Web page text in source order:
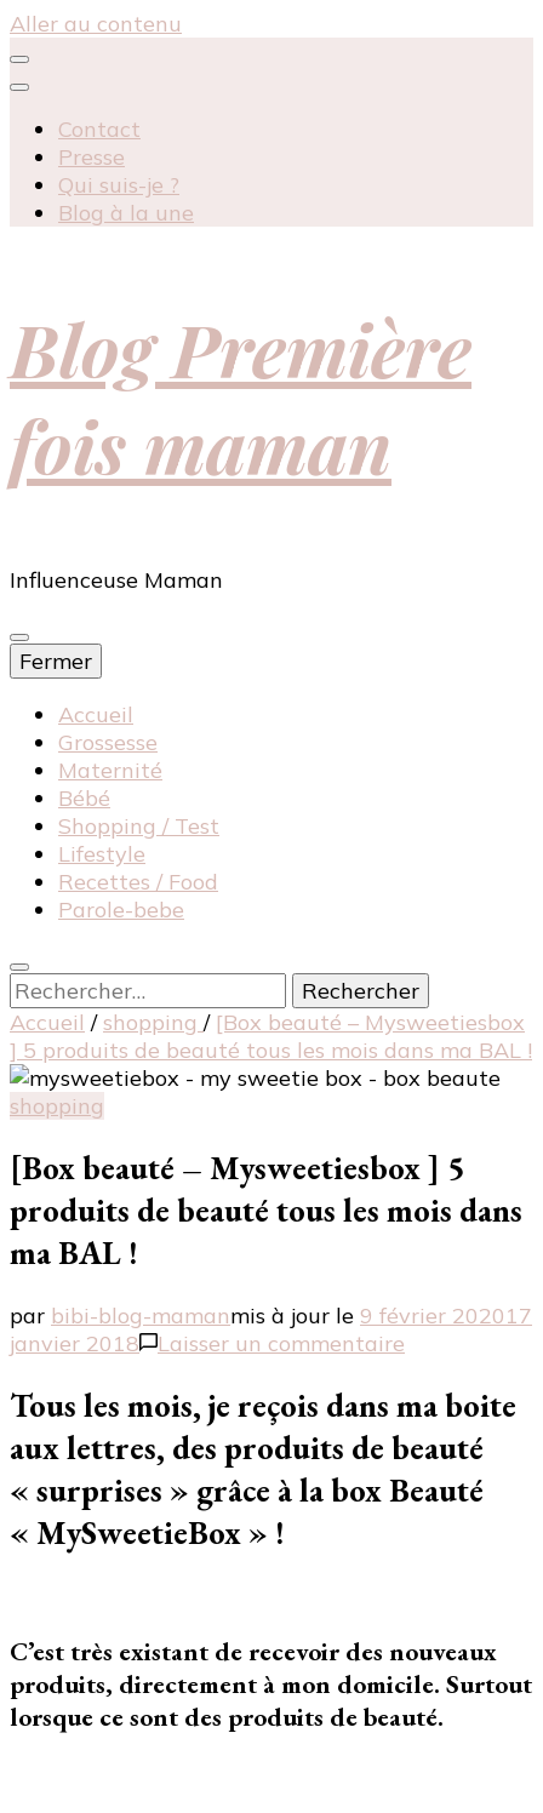
Aller au contenu
Contact
Presse
Qui suis-je ?
Blog à la une
Blog Première
fois maman
Influenceuse Maman
Fermer
Accueil
Grossesse
Maternité
Bébé
Shopping / Test
Lifestyle
Recettes / Food
Parole-bebe
Rechercher :
Accueil / shopping / [Box beauté – Mysweetiesbox
] 5 produits de beauté tous les mois dans ma BAL !
shopping
[Box beauté – Mysweetiesbox ] 5
produits de beauté tous les mois dans
ma BAL !
par bibi-blog-mamanmis à jour le 9 février 202017
janvier 2018
Laisser un commentaire
beauté
–
]
5
les
mois
dans
ma
Tous les mois, je reçois dans ma boite
aux lettres, des produits de beauté
« surprises » grâce à la box Beauté
« MySweetieBox » !
C’est très existant de recevoir des nouveaux
produits, directement à mon domicile. Surtout
lorsque ce sont des produits de beauté.